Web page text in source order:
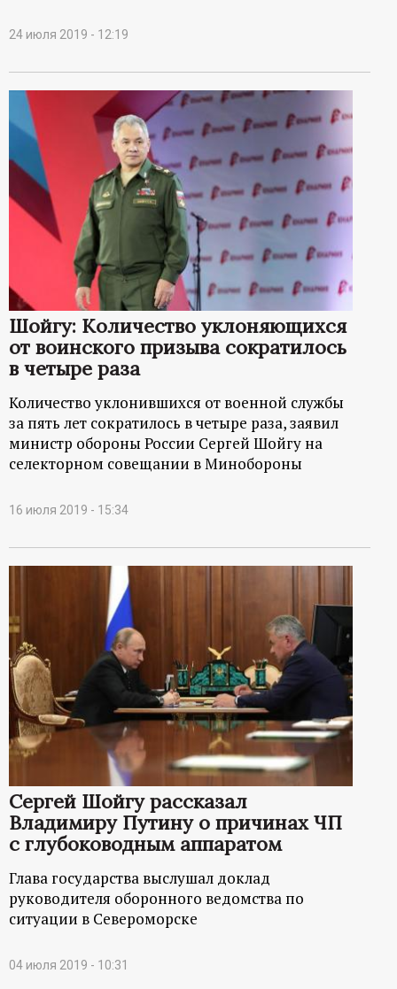
24 июля 2019 - 12:19
Шойгу: Количество уклоняющихся
от воинского призыва сократилось
в четыре раза
Количество уклонившихся от военной службы
за пять лет сократилось в четыре раза, заявил
министр обороны России Сергей Шойгу на
селекторном совещании в Минобороны
16 июля 2019 - 15:34
Сергей Шойгу рассказал
Владимиру Путину о причинах ЧП
с глубоководным аппаратом
Глава государства выслушал доклад
руководителя оборонного ведомства по
ситуации в Североморске
04 июля 2019 - 10:31